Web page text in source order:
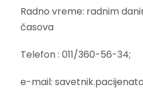
Radno vreme: radnim
časova
Telefon : 011/360-56-34;
e-mail: